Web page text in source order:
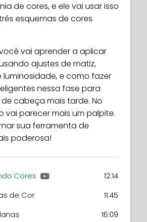
de cores, e ele vai usar isso
esquemas de cores
vai aprender a aplicar
ajustes de matiz,
e como fazer
nessa fase para
cabeça mais tarde. No
vai parecer mais um palpite.
sua ferramenta de
poderosa!
Cores
12:14
de Cor
11:45
16:09